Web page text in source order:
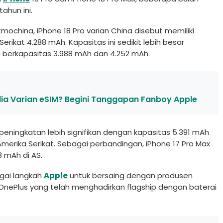
ini.
iPhone 18 Pro varian China disebut memiliki
4.288 mAh. Kapasitas ini sedikit lebih besar
3.988 mAh dan 4.252 mAh.
Varian eSIM? Begini Tanggapan Fanboy Apple
lebih signifikan dengan kapasitas 5.391 mAh
Serikat. Sebagai perbandingan, iPhone 17 Pro Max
di AS.
langkah Appleuntuk bersaing dengan produsen
yang telah menghadirkan flagship dengan baterai